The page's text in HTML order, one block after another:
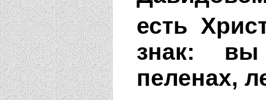
есть
знак:
пеленах,